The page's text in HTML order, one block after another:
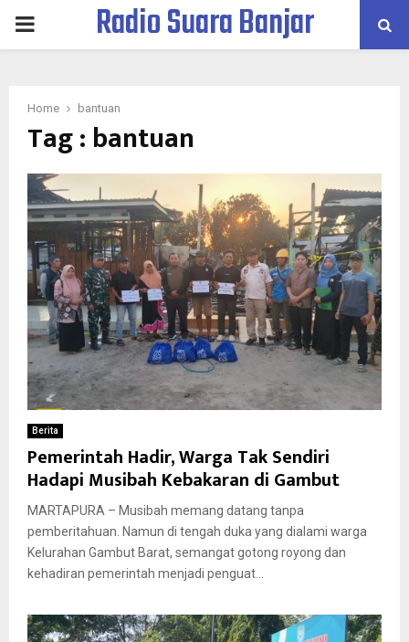
PRIMARYRadio Suara Banjar
Home bantuan
Tag : bantuan
Berita
Pemerintah Hadir, Warga Tak Sendiri
Hadapi Musibah Kebakaran di Gambut
MARTAPURA – Musibah memang datang tanpa
pemberitahuan. Namun di tengah duka yang dialami warga
Kelurahan Gambut Barat, semangat gotong royong dan
kehadiran pemerintah menjadi penguat...